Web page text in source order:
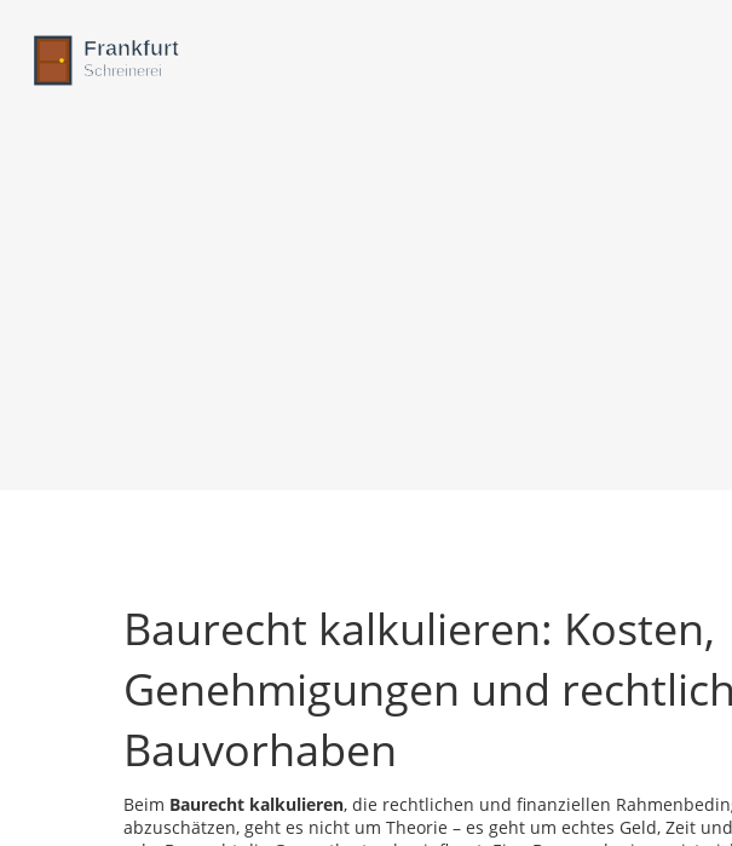
Baurecht kalkulieren: Kosten,
Genehmigungen und
Bauvorhaben
Beim Baurecht kalkulieren, die rechtlichen und finanziellen
abzuschätzen, geht es nicht um Theorie – es geht um echtes Geld, Zeit